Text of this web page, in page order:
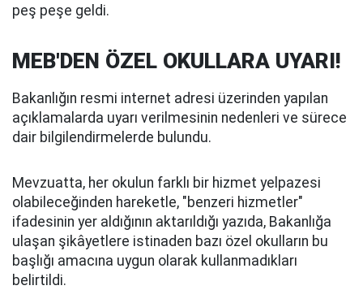
peş peşe geldi.
MEB'DEN ÖZEL OKULLARA UYARI!
Bakanlığın resmi internet adresi üzerinden yapılan
açıklamalarda uyarı verilmesinin nedenleri ve sürece
dair bilgilendirmelerde bulundu.
Mevzuatta, her okulun farklı bir hizmet yelpazesi
olabileceğinden hareketle, "benzeri hizmetler"
ifadesinin yer aldığının aktarıldığı yazıda, Bakanlığa
ulaşan şikâyetlere istinaden bazı özel okulların bu
başlığı amacına uygun olarak kullanmadıkları
belirtildi.